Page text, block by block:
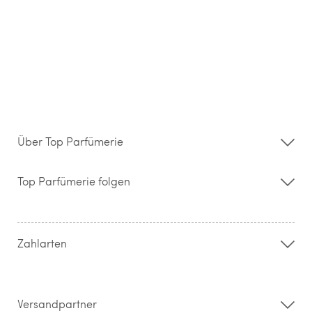
Über Top Parfümerie
Storefinder
Kontakt
Widerrufsrecht & Rückgabebedingungen
Top Parfümerie folgen
Zahlarten
Versandpartner